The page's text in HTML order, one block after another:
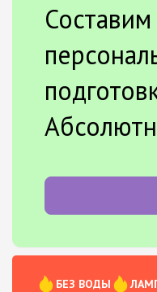
БЕЗ ВОДЫ